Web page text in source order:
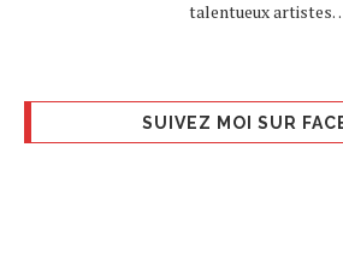
talentueux
SUIVEZ MOI SUR